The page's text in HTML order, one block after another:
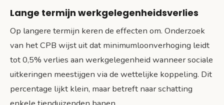
Lange termijn werkgelegenheidsverlies
Op langere termijn keren de effecten om. Onderzoek
van het CPB wijst uit dat minimumloonverhoging leidt
tot 0,5% verlies aan werkgelegenheid wanneer sociale
uitkeringen meestijgen via de wettelijke koppeling. Dit
percentage lijkt klein, maar betreft naar schatting